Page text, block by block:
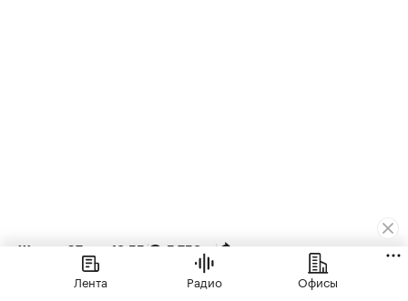
Жилье 07 авг, 13:55 5 753
ЭКСКЛЮЗИВ
Лента Радио Офисы